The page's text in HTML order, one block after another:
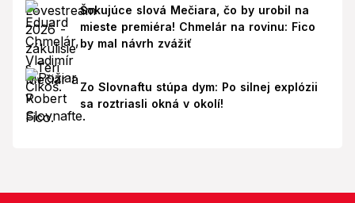
Šokujúce slová Mečiara, čo by urobil na
mieste premiéra! Chmelár na rovinu: Fico
by mal návrh zvážiť
Zo Slovnaftu stúpa dym: Po silnej explózii
sa roztriasli okná v okolí!